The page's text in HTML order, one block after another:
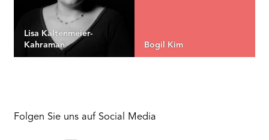
Lisa Kaltenmeier-
Kahraman
Bogil Kim
Folgen Sie uns auf Social Media